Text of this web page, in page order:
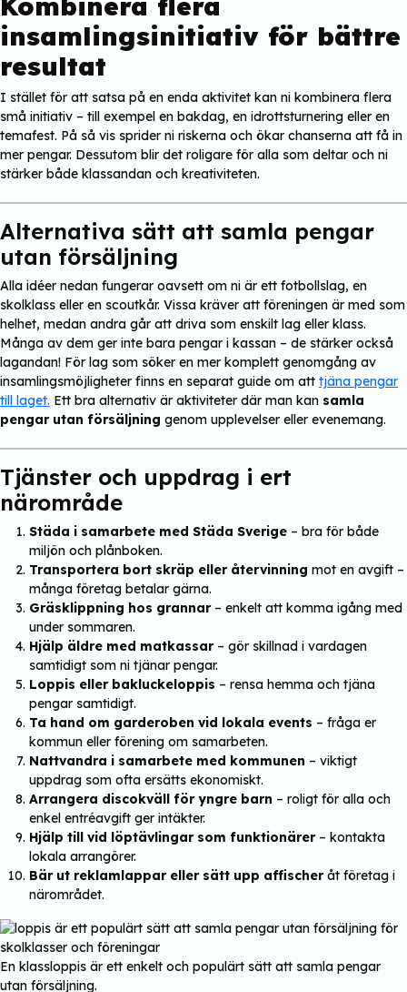
insamlingsinitiativ för bättre
resultat
I stället för att satsa på en enda aktivitet kan ni kombinera flera
små initiativ – till exempel en bakdag, en idrottsturnering eller en
temafest. På så vis sprider ni riskerna och ökar chanserna att få in
mer pengar. Dessutom blir det roligare för alla som deltar och ni
stärker både klassandan och kreativiteten.
Alternativa sätt att samla pengar
utan försäljning
Alla idéer nedan fungerar oavsett om ni är ett fotbollslag, en
skolklass eller en scoutkår. Vissa kräver att föreningen är med som
helhet, medan andra går att driva som enskilt lag eller klass.
Många av dem ger inte bara pengar i kassan – de stärker också
lagandan! För lag som söker en mer komplett genomgång av
insamlingsmöjligheter finns en separat guide om att tjäna pengar
till laget. Ett bra alternativ är aktiviteter där man kan samla
pengar utan försäljning genom upplevelser eller evenemang.
Tjänster och uppdrag i ert
närområde
Städa i samarbete med Städa Sverige – bra för både
miljön och plånboken.
Transportera bort skräp eller återvinning mot en avgift –
många företag betalar gärna.
Gräsklippning hos grannar– enkelt att komma igång med
under sommaren.
Hjälp äldre med matkassar– gör skillnad i vardagen
samtidigt som ni tjänar pengar.
Loppis eller bakluckeloppis – rensa hemma och tjäna
pengar samtidigt.
Ta hand om garderoben vid lokala events – fråga er
kommun eller förening om samarbeten.
Nattvandra i samarbete med kommunen – viktigt
uppdrag som ofta ersätts ekonomiskt.
Arrangera discokväll för yngre barn – roligt för alla och
enkel entréavgift ger intäkter.
Hjälp till vid löptävlingar som funktionärer– kontakta
lokala arrangörer.
Bär ut reklamlappar eller sätt upp affischeråt företag i
närområdet.
En klassloppis är ett enkelt och populärt sätt att samla pengar
utan försäljning.